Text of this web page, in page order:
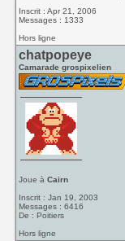
Inscrit : Apr 21, 2006
Messages : 1333
Hors ligne
chatpopeye
Camarade grospixelien
Joue àCairn
Inscrit : Jan 19, 2003
Messages : 6416
De : Poitiers
Hors ligne